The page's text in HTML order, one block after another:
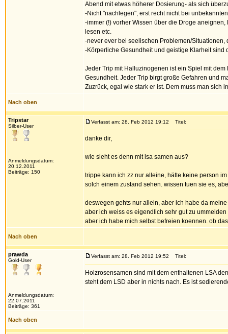
Abend mit etwas höherer Dosierung- als sich
-Nicht "nachlegen", erst recht nicht bei
-immer (!) vorher Wissen über die Droge
lesen etc.
-never ever bei seelischen Problemen/
-Körperliche Gesundheit und geistige Klarheit
Jeder Trip mit Halluzinogenen ist ein Spiel mit
Gesundheit. Jeder Trip birgt große Gefahren und
Zuzrück, egal wie stark er ist. Dem muss man sich
Nach oben
Tripstar
Silber-User
Anmeldungsdatum:
20.12.2011
Beiträge: 150
Verfasst am: 28. Feb 2012 19:12 Titel:
danke dir,
wie sieht es denn mit lsa samen aus?
trippe kann ich zz nur alleine, hätte keine person
solch einem zustand sehen. wissen tuen sie es,
deswegen gehts nur allein, aber ich habe da
aber ich weiss es eigendlich sehr gut zu
aber ich habe mich selbst befreien koennen. ob
Nach oben
prawda
Gold-User
Anmeldungsdatum:
22.07.2011
Beiträge: 361
Verfasst am: 28. Feb 2012 19:52 Titel:
Holzrosensamen sind mit dem enthaltenen LSA
steht dem LSD aber in nichts nach. Es ist
Nach oben